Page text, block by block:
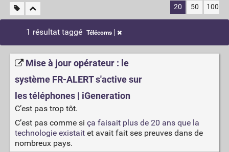
20 50 100
1 résultat taggé Télécoms
Mise à jour opérateur : le
système FR-ALERT s'active sur
les téléphones | iGeneration
C’est pas trop tôt.
C’est pas comme si ça faisait plus de 20 ans que la
technologie existaitet avait fait ses preuves dans de
nombreux pays.